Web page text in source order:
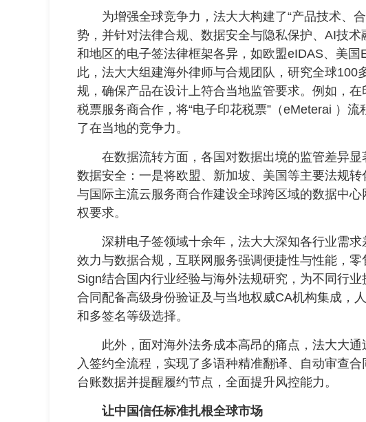
为增强全球竞争力，法大大构建了“产品技术、合
势，并针对法律合规、数据安全与隐私保护、AI技
和地区的电子签法律框架各异，如欧盟eIDAS、美
此，法大大组建海外律师与合规团队，研究全球100
规，确保产品在设计上符合当地监管要求。例如，
税票服务商合作，将“电子印花税票”（eMeterai ）
了在当地的竞争力。
在数据流转方面，各国对数据出境的监管差异显
数据安全：一是将欧盟、新加坡、美国等主要法规
与国际主流云服务商合作建设全球跨区域的数据中
权要求。
深耕电子签领域十余年，法大大深知各行业需求
效力与数据合规，互联网服务强调便捷性与性能，
Sign结合国内行业经验与海外法规研究，为不同行
合同配备高级身份验证及与当地权威CA机构集成，
和多签名等级选择。
此外，面对海外法务成本高昂的痛点，法大大通
入签约全流程，实现了多语种精准翻译、自动审查
台账数据并提醒履约节点，全面提升风控能力。
让中国信任标准扎根全球市场